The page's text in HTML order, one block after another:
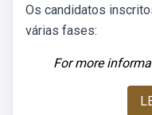
Os candidatos
várias fases:
For more